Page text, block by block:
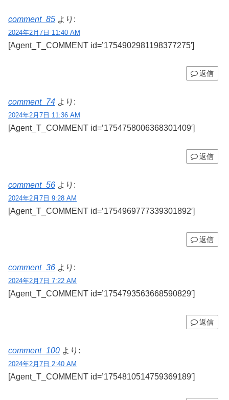
comment_85 より:
2024年2月7日 11:40 AM
[Agent_T_COMMENT id=’1754902981198377275′]
返信
comment_74 より:
2024年2月7日 11:36 AM
[Agent_T_COMMENT id=’1754758006368301409′]
返信
comment_56 より:
2024年2月7日 9:28 AM
[Agent_T_COMMENT id=’1754969777339301892′]
返信
comment_36 より:
2024年2月7日 7:22 AM
[Agent_T_COMMENT id=’1754793563668590829′]
返信
comment_100 より:
2024年2月7日 2:40 AM
[Agent_T_COMMENT id=’1754810514759369189′]